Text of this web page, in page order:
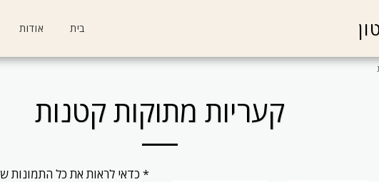
בית אודות
קעריות מתוקות קטנות